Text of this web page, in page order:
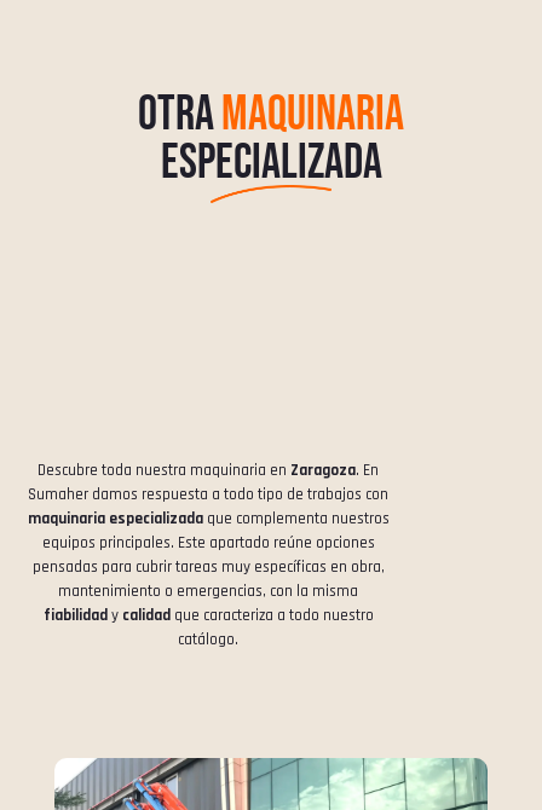
OTRAMAQUINARIA
ESPECIALIZADA
Descubre toda nuestra maquinaria en Zaragoza. En
Sumaher damos respuesta a todo tipo de trabajos con
maquinaria especializadaque complementa nuestros
equipos principales. Este apartado reúne opciones
pensadas para cubrir tareas muy específicas en obra,
mantenimiento o emergencias, con la misma
fiabilidady calidadque caracteriza a todo nuestro
catálogo.